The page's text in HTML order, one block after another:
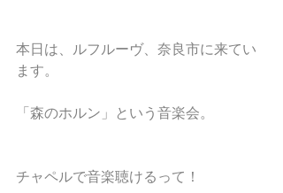
本日は、ルフルーヴ、奈良市に来てい
ます。
「森のホルン」という音楽会。
チャペルで音楽聴けるって！